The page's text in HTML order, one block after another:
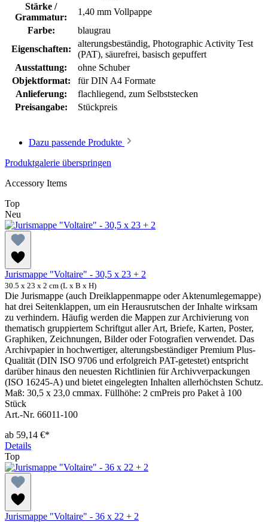
Stärke /
Grammatur:
1,40 mm Vollpappe
Farbe:
blaugrau
Eigenschaften:
alterungsbeständig, Photographic Activity Test
(PAT), säurefrei, basisch gepuffert
Ausstattung:
ohne Schuber
Objektformat:
für DIN A4 Formate
Anlieferung:
flachliegend, zum Selbststecken
Preisangabe:
Stückpreis
Dazu passende Produkte
Produktgalerie überspringen
Accessory Items
Top
Neu
Jurismappe "Voltaire" - 30,5 x 23 + 2
30.5 x 23 x 2 cm (L x B x H)
Die Jurismappe (auch Dreiklappenmappe oder Aktenumlegemappe)
hat drei Seitenklappen, um ein Herausrutschen der Inhalte wirksam
zu verhindern. Häufig werden die Mappen zur Archivierung von
thematisch gruppiertem Schriftgut aller Art, Briefe, Karten, Poster,
Graphiken, Zeichnungen, Bilder oder Fotografien verwendet. Das
Archivpapier in hochwertiger, alterungsbeständiger Premium Plus-
Qualität (DIN ISO 9706 und erfolgreich PAT-getestet) entspricht
darüber hinaus den neuesten Richtlinien für Archivverpackungen
(ISO 16245-A) und bietet eingelegten Inhalten allerhöchsten Schutz.
Maß: 30,5 x 23,0 cmmax. Füllhöhe: 2 cmPreis pro Paket à 100
Stück
Art.-Nr. 66011-100
ab 59,14 €*
Details
Top
Jurismappe "Voltaire" - 36 x 22 + 2